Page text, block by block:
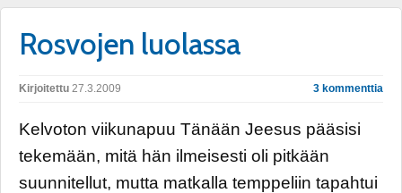
Rosvojen luolassa
Kirjoitettu 27.3.2009 3 kommenttia
Kelvoton viikunapuu Tänään Jeesus pääsisi
tekemään, mitä hän ilmeisesti oli pitkään
suunnitellut, mutta matkalla temppeliin tapahtui